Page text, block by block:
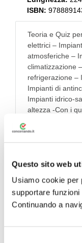
Questo sito web
Usiamo cookie per
supportare
Continuando a
ISBN:
Teoria e Quiz
elettrici –
atmosferiche –
climatizzazione
refrigerazione –
Impianti di
Impianti idrico-
altezza -Con i
simulazione
normativa
OMAGGIO 30
Visualizza